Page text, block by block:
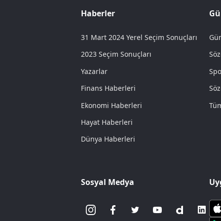
Haberler
31 Mart 2024 Yerel Seçim Sonuçları
2023 Seçim Sonuçları
Yazarlar
Finans Haberleri
Ekonomi Haberleri
Hayat Haberleri
Dünya Haberleri
Sosyal Medya